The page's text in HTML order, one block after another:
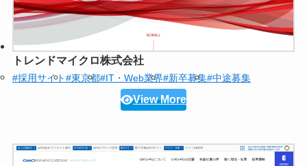
トレンドマイクロ株式会社
#採用サイト#東京都#IT・Web業界#新卒募集#中途募集
View More